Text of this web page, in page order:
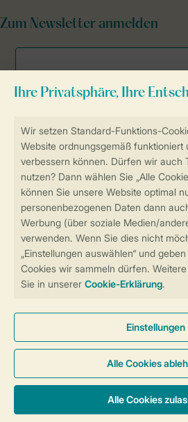
Sicherstellung
Weitere Informationen und
Sicher und schnell zur
Sichere Datenübertragung
Sicheres Bezahlen
Zum Newsletter anmelden
Allgemeine Bedingungen
Cookies und Banner